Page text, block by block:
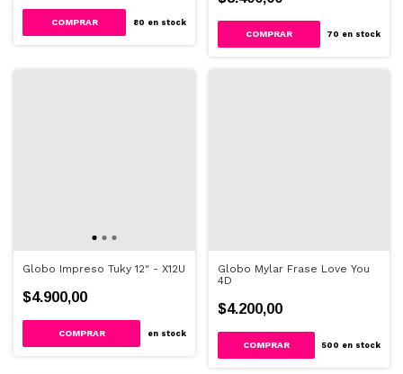
80 en stock
70 en stock
Globo Impreso Tuky 12" - X12U
$4.900,00
COMPRAR en stock
Globo Mylar Frase Love You
4D
$4.200,00
500 en stock